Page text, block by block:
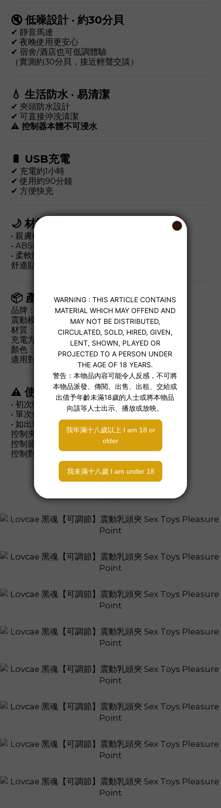
🔇 低噪設計 · 約30分貝
✔ 靜音馬達
✔ 夜晚使用更安心
✔ 宿舍/酒店也可低調體驗
（實測約30分貝，接近輕聲交談）
💧 生活防水 · 易清潔
✔ 夾頭防水設計
✔ 可直接沖洗清潔
⚠ 控制器本體不可浸水
🔋 USB充電
✔ 充電約1小時
✔ 使用約90分鐘
✔ 方便快充
🌙 材質安全
• 親膚矽膠夾頭
• ABS機身
• 柔軟防滑膠墊
舒適貼合，減少過度摩擦。
📦 產品規格
品牌：Lovcae 黑魂
震動模式：10種
材質：矽膠 + ABS
充電方式：USB
顏色：黑色
適用對象：男女皆可
⚠ 使用建議
• 初次使用請從低震動＋較鬆夾力開始
• 單次佩戴建議不超過20分鐘
• 如出現持續麻木或不適請立即取下
控制夾力。
控制節奏。
控制對方的呼吸。
了解更多